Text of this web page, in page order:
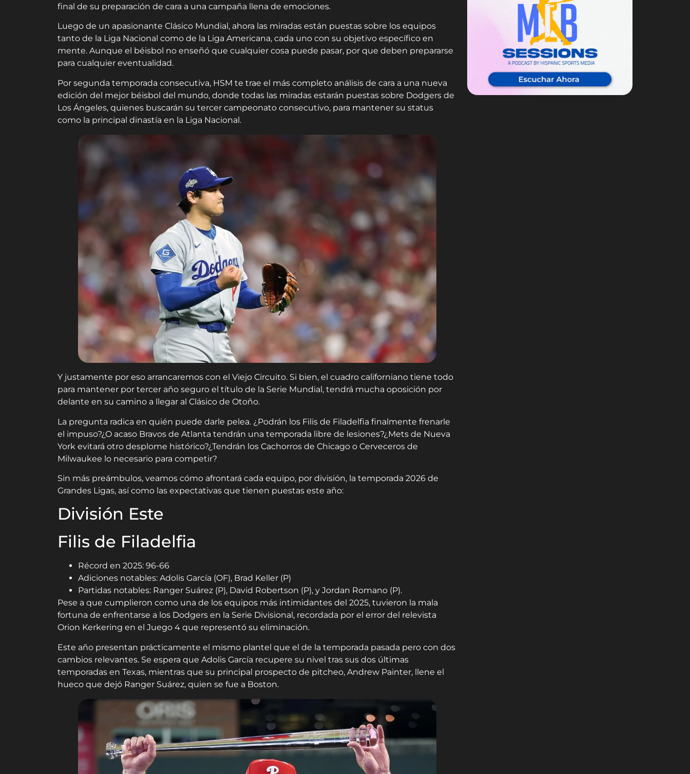
final de su preparación de cara a una campaña llena de emociones.
Luego de un apasionante Clásico Mundial, ahora las miradas están puestas sobre los equipos
tanto de la Liga Nacional como de la Liga Americana, cada uno con su objetivo específico en
mente. Aunque el béisbol no enseñó que cualquier cosa puede pasar, por que deben prepararse
para cualquier eventualidad.
Por segunda temporada consecutiva, HSM te trae el más completo análisis de cara a una nueva
edición del mejor béisbol del mundo, donde todas las miradas estarán puestas sobre Dodgers de
Los Ángeles, quienes buscarán su tercer campeonato consecutivo, para mantener su status
como la principal dinastía en la Liga Nacional.
Y justamente por eso arrancaremos con el Viejo Circuito. Si bien, el cuadro californiano tiene todo
para mantener por tercer año seguro el título de la Serie Mundial, tendrá mucha oposición por
delante en su camino a llegar al Clásico de Otoño.
La pregunta radica en quién puede darle pelea. ¿Podrán los Filis de Filadelfia finalmente frenarle
el impuso?¿O acaso Bravos de Atlanta tendrán una temporada libre de lesiones?¿Mets de Nueva
York evitará otro desplome histórico?¿Tendrán los Cachorros de Chicago o Cerveceros de
Milwaukee lo necesario para competir?
Sin más preámbulos, veamos cómo afrontará cada equipo, por división, la temporada 2026 de
Grandes Ligas, así como las expectativas que tienen puestas este año:
División Este
Filis de Filadelfia
Récord en 2025: 96-66
Adiciones notables: Adolis García (OF), Brad Keller (P)
Partidas notables: Ranger Suárez (P), David Robertson (P), y Jordan Romano (P).
Pese a que cumplieron como una de los equipos más intimidantes del 2025, tuvieron la mala
fortuna de enfrentarse a los Dodgers en la Serie Divisional, recordada por el error del relevista
Orion Kerkering en el Juego 4 que representó su eliminación.
Este año presentan prácticamente el mismo plantel que el de la temporada pasada pero con dos
cambios relevantes. Se espera que Adolis García recupere su nivel tras sus dos últimas
temporadas en Texas, mientras que su principal prospecto de pitcheo, Andrew Painter, llene el
hueco que dejó Ranger Suárez, quien se fue a Boston.